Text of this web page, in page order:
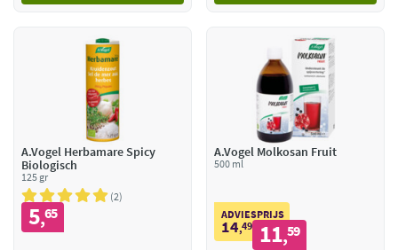
A.Vogel Herbamare Spicy
Biologisch
125 gr
2
5,65
A.Vogel Molkosan Fruit
500 ml
ADVIESPRIJS
14,49 11,59